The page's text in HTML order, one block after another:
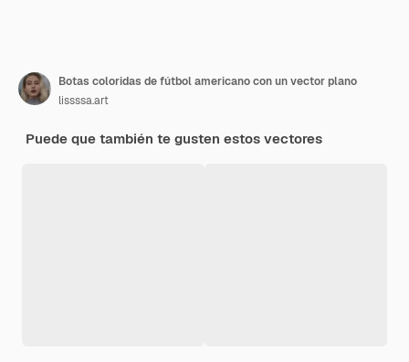
Botas coloridas de fútbol americano con un vector plano
lissssa.art
Puede que también te gusten estos vectores